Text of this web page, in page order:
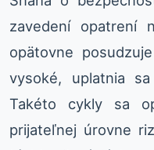
zavedení opatrení
opätovne
vysoké, uplatnia
Takéto cykly sa
prijateľnej úrovne